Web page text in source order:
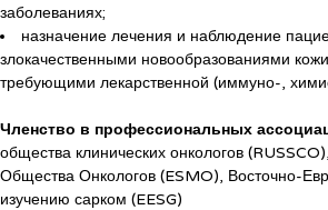
заболеваниях;
назначение лечения и наблюдение
злокачественными новообразованиями
требующими лекарственной (иммуно-,
Членство в профессиональных
общества клинических онкологов
Общества Онкологов (ESMO), Восточно-
изучению сарком (EESG)